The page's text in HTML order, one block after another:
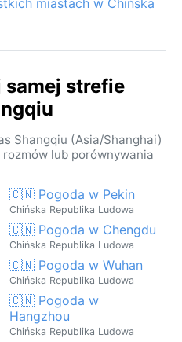
samej strefie
Shangqiu (Asia/Shanghai)
lub porównywania
🇨🇳 Pogoda w Pekin
Chińska Republika Ludowa
🇨🇳 Pogoda w Chengdu
Chińska Republika Ludowa
🇨🇳 Pogoda w Wuhan
Chińska Republika Ludowa
🇨🇳 Pogoda w
Hangzhou
Chińska Republika Ludowa